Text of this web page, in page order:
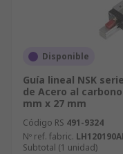
Disponible
Guía lineal NSK
de Acero al
mm x 27 mm
Código RS 491-9324
Nº ref. fabric.
Subtotal (1 unidad)